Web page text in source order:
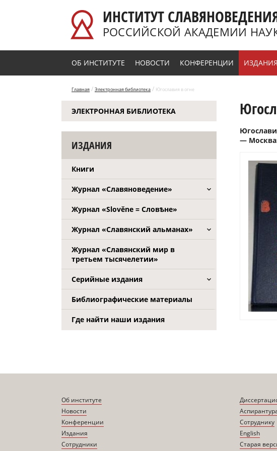
ИНСТИТУТ
РОССИЙСКОЙ АКАДЕМИИ
ОБ ИНСТИТУТЕ НОВОСТИ КОНФЕРЕНЦИИ ИЗДАНИЯ
Главная / Электронная библиотека / Югославия в огне
ЭЛЕКТРОННАЯ БИБЛИОТЕКА
ИЗДАНИЯ
Книги
Журнал «Славяноведение»
Журнал «Slověne = Словѣне»
Журнал «Славянский альманах»
Журнал «Славянский мир в
третьем тысячелетии»
Серийные издания
Библиографические материалы
Где найти наши издания
—
Об институте
Новости
Конференции
Издания
Сотрудники
Сотруднику
English
Старая